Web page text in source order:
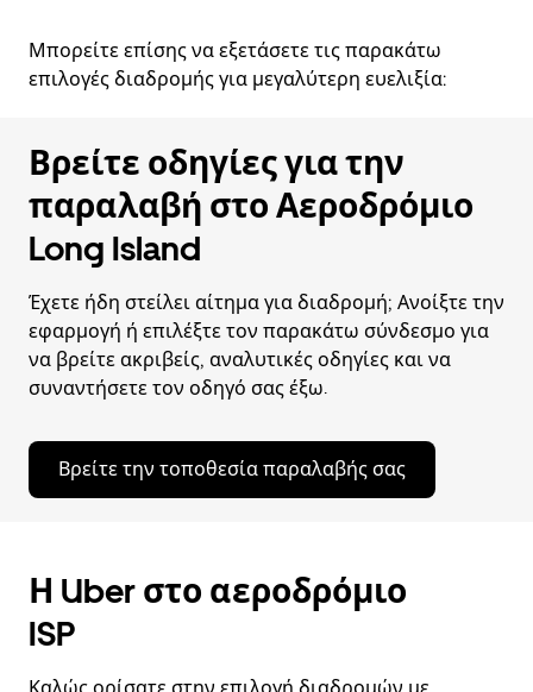
Μπορείτε επίσης να εξετάσετε τις παρακάτω
επιλογές διαδρομής για μεγαλύτερη ευελιξία:
Βρείτε οδηγίες για την
παραλαβή στο Αεροδρόμιο
Long Island
Έχετε ήδη στείλει αίτημα για διαδρομή; Ανοίξτε την
εφαρμογή ή επιλέξτε τον παρακάτω σύνδεσμο για
να βρείτε ακριβείς, αναλυτικές οδηγίες και να
συναντήσετε τον οδηγό σας έξω.
Βρείτε την τοποθεσία παραλαβής σας
Η Uber στο αεροδρόμιο
ISP